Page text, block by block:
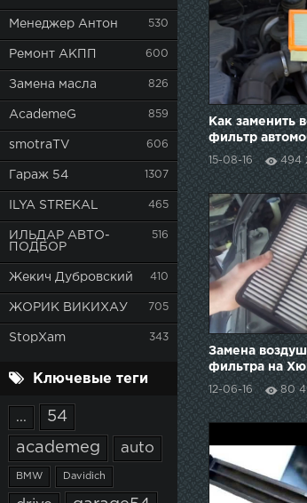
Менеджер Антон 530
Ремонт АКПП 600
Замена масла 826
AcademeG 859
smotraTV 606
Гараж 54 1307
ILYA STREKAL 465
ИЛЬДАР АВТО-
ПОДБОР
516
Жекич Дубровский 410
ЖОРИК ВИКИХАУ 705
StopXam 343
Ключевые теги
... 54
academeg auto
BMW Davidich
Как заменить
фильтр
Лада, Нива,
15-08-16 494
Замена
фильтра на
(Hyundai
заменить
12-06-16 80